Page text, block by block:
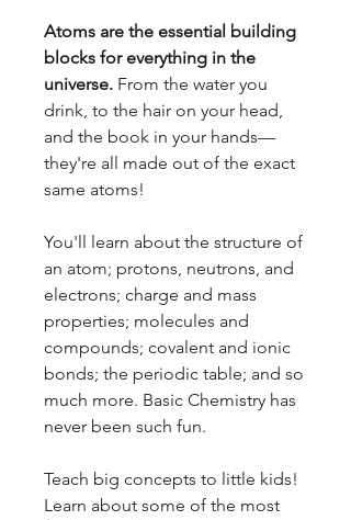
Atoms are the essential building
blocks for everything in the
universe. From the water you
drink, to the hair on your head,
and the book in your hands—
they're all made out of the exact
same atoms!
You'll learn about the structure of
an atom; protons, neutrons, and
electrons; charge and mass
properties; molecules and
compounds; covalent and ionic
bonds; the periodic table; and so
much more. Basic Chemistry has
never been such fun.
Teach big concepts to little kids!
Learn about some of the most